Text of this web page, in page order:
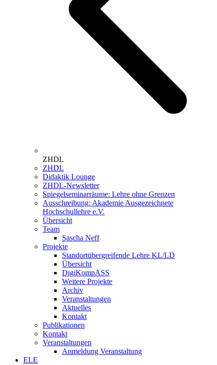
ZHDL
ZHDL
Didaktik Lounge
ZHDL-Newsletter
Spiegelseminarräume: Lehre ohne Grenzen
Ausschreibung: Akademie Ausgezeichnete
Hochschullehre e.V.
Übersicht
Team
Sascha Neff
Projekte
Standortübergreifende Lehre KL/LD
Übersicht
DigiKompASS
Weitere Projekte
Archiv
Veranstaltungen
Aktuelles
Kontakt
Publikationen
Kontakt
Veranstaltungen
Anmeldung Veranstaltung
ELE